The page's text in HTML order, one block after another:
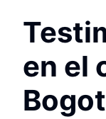
en el